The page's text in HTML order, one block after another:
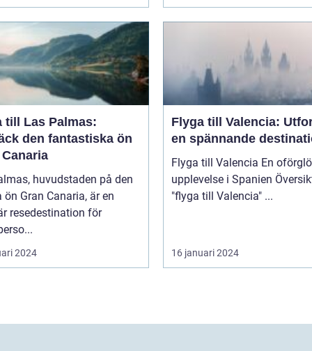
till Las Palmas:
den fantastiska ön
huvudstaden på den
ön Gran Canaria, är en
resedestination för
2024
Flyga till Valencia:
en spännande
Flyga till Valencia En oförglömlig
upplevelse i Spanien Översikt över
"flyga till Valencia" ...
16 januari 2024